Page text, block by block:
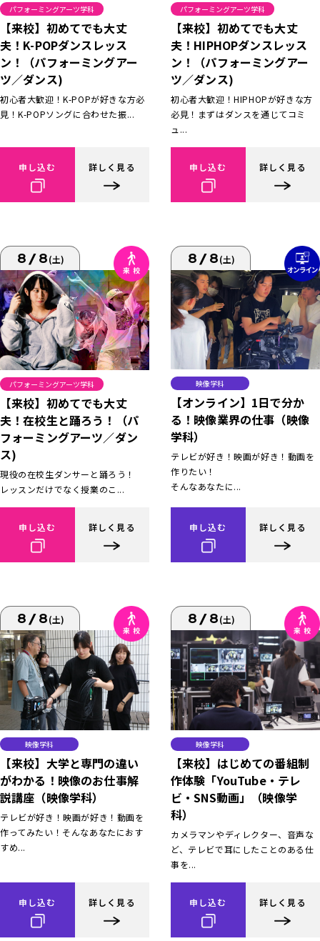
パフォーミングアーツ学科
【来校】初めてでも大丈
夫！K-POPダンスレッス
ン！（パフォーミングアー
ツ／ダンス)
初心者大歓迎！K-POPが好きな方必
見！K-POPソングに合わせた振...
申し込む 詳しく見る
パフォーミングアーツ学科
【来校】初めてでも大丈
夫！HIPHOPダンスレッス
ン！（パフォーミングアー
ツ／ダンス)
初心者大歓迎！HIPHOPが好きな方
必見！まずはダンスを通じてコミ
ュ...
申し込む 詳しく見る
8/8(土)
パフォーミングアーツ学科
【来校】初めてでも大丈
夫！在校生と踊ろう！（パ
フォーミングアーツ／ダン
ス)
現役の在校生ダンサーと踊ろう！
レッスンだけでなく授業のこ...
申し込む 詳しく見る
8/8(土)
映像学科
【オンライン】1日で分か
る！映像業界の仕事（映像
学科）
テレビが好き！映画が好き！動画を
作りたい！
そんなあなたに...
申し込む 詳しく見る
8/8(土)
映像学科
【来校】大学と専門の違い
がわかる！映像のお仕事解
説講座（映像学科）
テレビが好き！映画が好き！動画を
作ってみたい！そんなあなたにおす
すめ...
申し込む 詳しく見る
8/8(土)
映像学科
【来校】はじめての番組制
作体験「YouTube・テレ
ビ・SNS動画」（映像学
科）
カメラマンやディレクター、音声な
ど、テレビで耳にしたことのある仕
事を...
申し込む 詳しく見る